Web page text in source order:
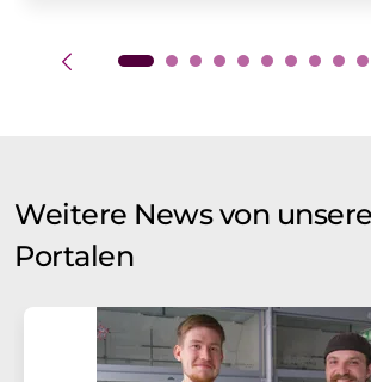
Weitere News von
Portalen